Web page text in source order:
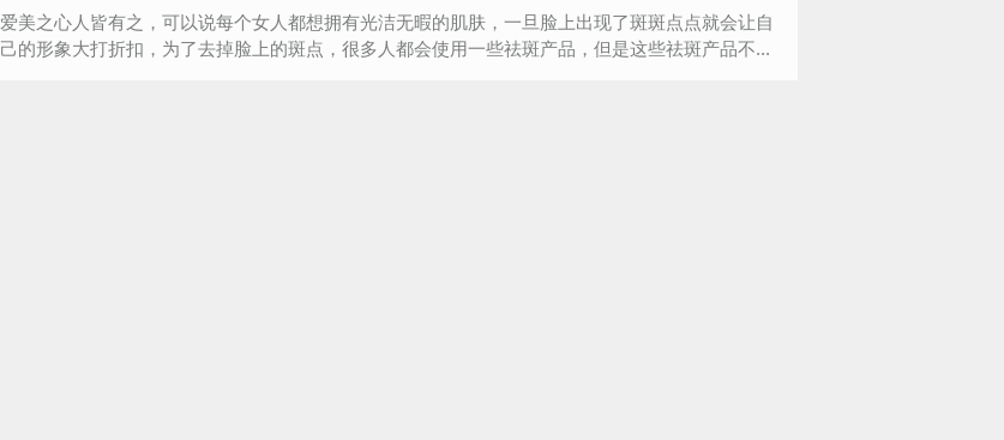
爱美之心人皆有之，可以说每个女人都想拥有光洁无暇的肌肤，一旦脸上出现了斑斑点点就会让自
己的形象大打折扣，为了去掉脸上的斑点，很多人都会使用一些祛斑产品，但是这些祛斑产品不...